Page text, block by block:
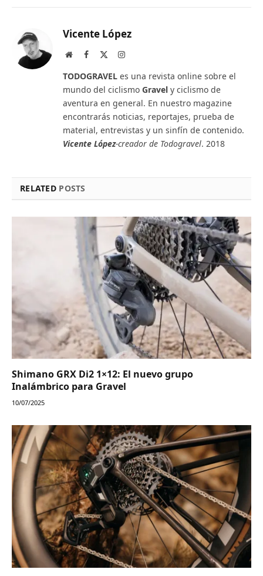
Vicente López
WebsiteFacebook Instagram
TODOGRAVEL es una revista online sobre el
mundo del ciclismo Gravel y ciclismo de
aventura en general. En nuestro magazine
encontrarás noticias, reportajes, prueba de
material, entrevistas y un sinfín de contenido.
Vicente López-creador de Todogravel. 2018
RELATED POSTS
Shimano GRX Di2 1×12: El nuevo grupo
Inalámbrico para Gravel
10/07/2025